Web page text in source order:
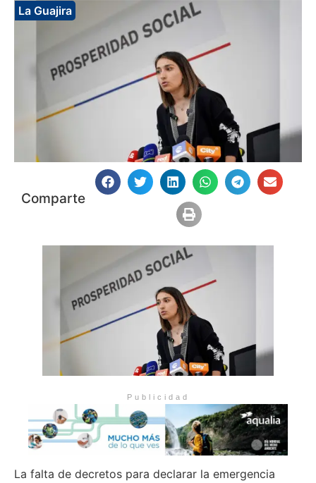
La Guajira
Comparte
Publicidad
La falta de decretos para declarar la emergencia